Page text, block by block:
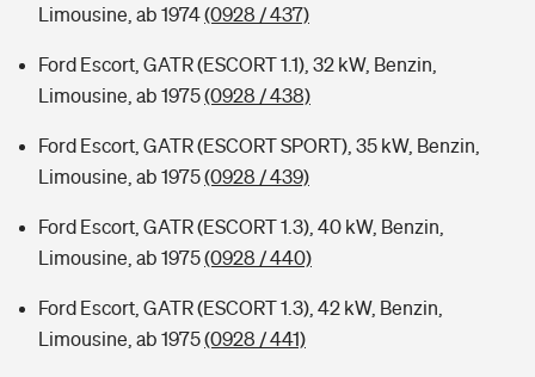
Limousine, ab 1974(0928 / 437)
Ford Escort, GATR (ESCORT 1.1), 32 kW, Benzin,
Limousine, ab 1975(0928 / 438)
Ford Escort, GATR (ESCORT SPORT), 35 kW, Benzin,
Limousine, ab 1975(0928 / 439)
Ford Escort, GATR (ESCORT 1.3), 40 kW, Benzin,
Limousine, ab 1975(0928 / 440)
Ford Escort, GATR (ESCORT 1.3), 42 kW, Benzin,
Limousine, ab 1975(0928 / 441)